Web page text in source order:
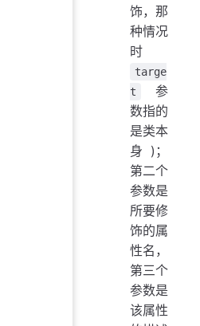
饰，那
种情况
时
targe
t
参
数指的
是类本
身)；
第二个
参数是
所要修
饰的属
性名，
第三个
参数是
该属性